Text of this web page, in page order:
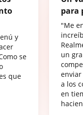
y
se
que
para
"Me
un
a los
en